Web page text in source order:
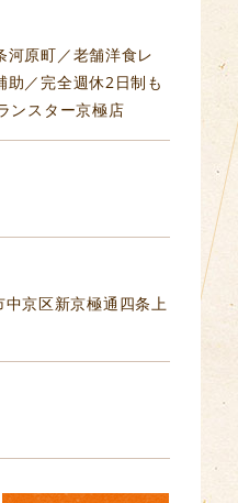
河原町／老舗洋食レ
助／完全週休2日制も
ンスター京極店
京区新京極通四条上